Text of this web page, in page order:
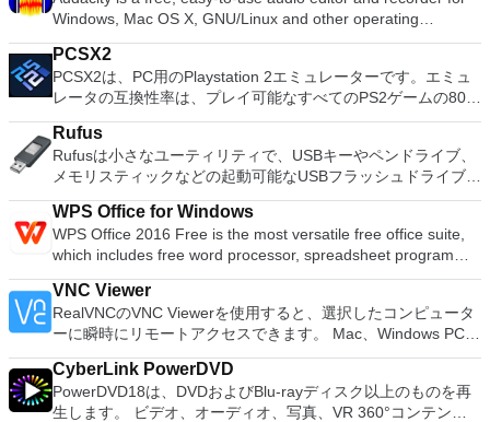
クのディスク領域不足の問題の解決を可能にします。 パーテ
ィションのサイズ変更/移動システムドライブを拡張するディ
スクとパーティションをコピーパーティションをマージ分割パ
ーティション空き領域を再分配するダイナミックディスクの変
換パーティションを回復する
Windows, Mac OS X, GNU/Linux and other operating
systems. You can use Audacity to: Record live audio. Convert
tapes and records into digital recordings or CDs. Edit Ogg
Vorbis, MP3, WAV or AIFF sound files. Cut, copy, splice or mix
sounds together. Change the speed or pitch of a recording.
Add new effects with LADSPA plug-ins. And more!
PCSX2
PCSX2は、PC用のPlaystation 2エミュレーターです。エミュ
レータの互換性率は、プレイ可能なすべてのPS2ゲームの80％
以上を誇っています。かなり強力なコンピューターを所有して
いる場合、PCSX2は優れたエミュレーターです。また、この
アプリケーションはローエンドコンピューターのサポートも提
供するため、Playstation 2コンソールのすべての所有者は、
PCで動作するゲームを見ることができます。 PCSX2エミュレ
ーターを使用すると、PS2コントローラーを使用して、本物の
プレイステーション体験をシミュレートできます。このアプリ
ケーションでは、ディスクからゲームを直接実行することも、
ハードドライブからISOイメージとして実行することもできま
す。 主な機能は次のとおりです。 Savestates：ボタンを1つ
押すだけで、ゲームの現在の「状態」を保存できます。 無制
限のメモリーカード：好きなだけメモリーカードを保存でき、
8MBから64MBまでの単一の物理カードに制限されなくなりま
した。 高解像度グラフィックス：PCSX2を使用すると、
1080pまたは4K HDでゲームをプレイできます。 全体とし
Rufus
Rufusは小さなユーティリティで、USBキーやペンドライブ、
メモリスティックなどの起動可能なUSBフラッシュドライブを
フォーマットおよび作成できます。 Rufusは、次のシナリオで
役立ちます。 Windows、Linux、およびUEFI用の起動可能な
ISOからUSBインストールメディアを作成する必要がある場
合。 OSがインストールされていないシステムで作業する必要
がある場合。 BIOSまたはその他のファームウェアをDOSから
フラッシュする必要がある場合。 低レベルのユーティリティ
を実行する必要がある場合。 Rufusは次の* ISOで動作しま
す：Arch Linux、Archbang、BartPE / pebuilder、CentOS、
Damn Small Linux、Fedora、FreeDOS、Gentoo、
gNewSense、Hiren&#39;s Boot CD、LiveXP、Knoppix、
Kubuntu、Linux Mint、NT Password Registry Editor、
WPS Office for Windows
WPS Office 2016 Free is the most versatile free office suite,
which includes free word processor, spreadsheet program
and presentation maker. With these three programs you will
easily be able to deal with any office related tasks. WPS
Office 2016 Free has multiple language support for English,
French, German, Spanish, Portuguese,Russian and Polish
languages. To switch between languages requires only a
single click! Despite being a free suite, WPS Office comes
with many innovative features, such as the paragraph
VNC Viewer
RealVNCのVNC Viewerを使用すると、選択したコンピュータ
ーに瞬時にリモートアクセスできます。 Mac、Windows PC、
またはLinuxマシン、世界中のどこからでも。 VNC Viewerを
使用すると、コンピューターのデスクトップを表示したり、コ
ンピューターの前に直接座っているかのようにマウスとキーボ
ードを制御したりできます。 VNC Viewerは、インストールと
CyberLink PowerDVD
PowerDVD18は、DVDおよびBlu-rayディスク以上のものを再
生します。 ビデオ、オーディオ、写真、VR 360°コンテン